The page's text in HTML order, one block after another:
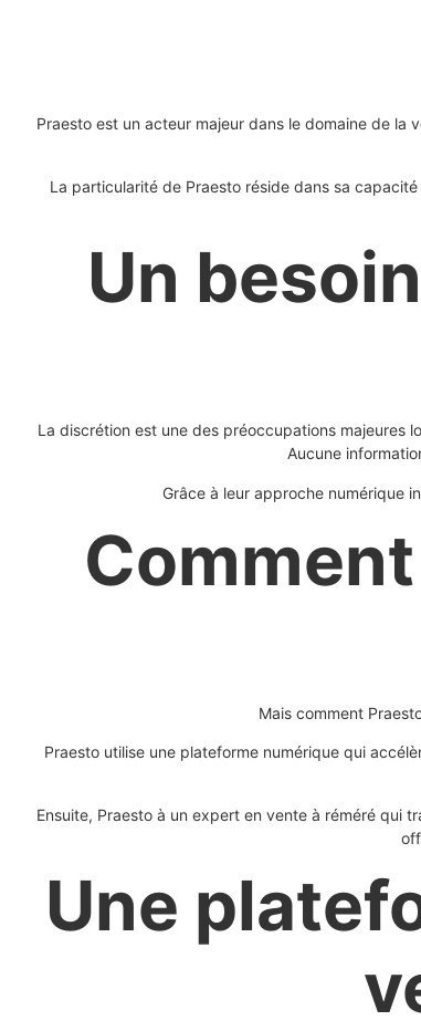
Praesto est un acteur majeur dans le domaine de la
La particularité de Praesto réside dans sa
Un
La discrétion est une des préoccupations majeures
Aucune
Grâce à leur approche numérique
Mais comment
Praesto utilise une plateforme numérique qui
Ensuite, Praesto à un expert en vente à réméré qui
Une